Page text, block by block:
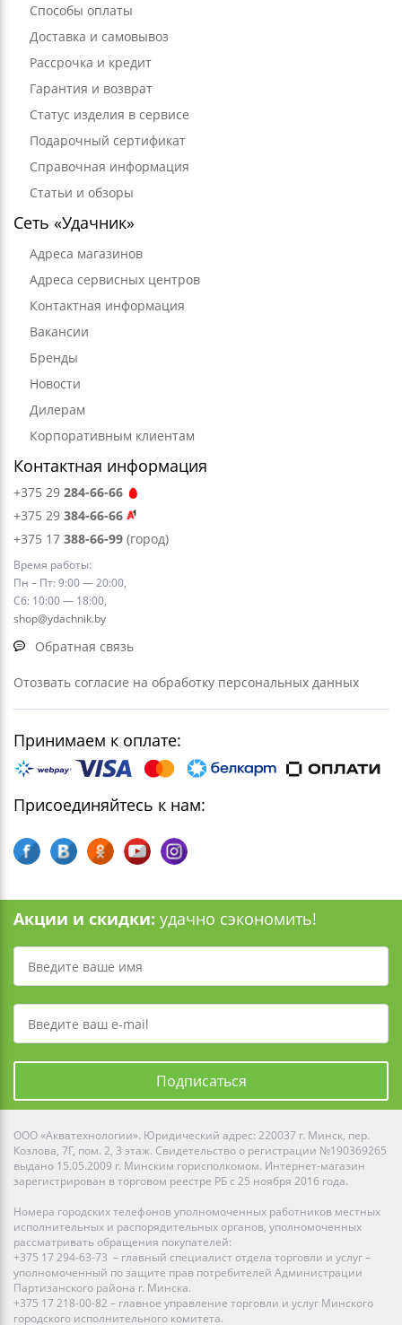
Способы оплаты
Доставка и самовывоз
Рассрочка и кредит
Гарантия и возврат
Статус изделия в сервисе
Подарочный сертификат
Справочная информация
Статьи и обзоры
Сеть «Удачник»
Адреса магазинов
Адреса сервисных центров
Контактная информация
Вакансии
Бренды
Новости
Дилерам
Корпоративным клиентам
Контактная информация
+375 29 284-66-66
+375 29 384-66-66
+375 17 388-66-99 (город)
Время работы:
Пн – Пт: 9:00 — 20:00,
Сб: 10:00 — 18:00,
shop@ydachnik.by
Обратная связь
Отозвать согласие на обработку персональных данных
Принимаем к оплате:
Присоединяйтесь к нам:
Акции и скидки: удачно сэкономить!
Подписаться
ООО «Акватехнологии». Юридический адрес: 220037 г. Минск, пер.
Козлова, 7Г, пом. 2, 3 этаж. Свидетельство о регистрации №190369265
выдано 15.05.2009 г. Минским горисполкомом. Интернет-магазин
зарегистрирован в торговом реестре РБ с 25 ноября 2016 года.
Номера городских телефонов уполномоченных работников местных
исполнительных и распорядительных органов, уполномоченных
рассматривать обращения покупателей:
+375 17 294-63-73 – главный специалист отдела торговли и услуг –
уполномоченный по защите прав потребителей Администрации
Партизанского района г. Минска.
+375 17 218-00-82 – главное управление торговли и услуг Минского
городского исполнительного комитета.